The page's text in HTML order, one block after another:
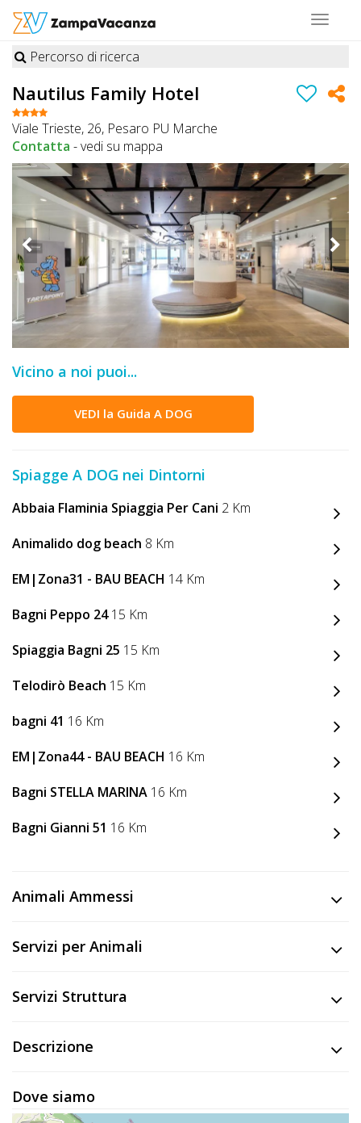
Toggle
STRUTTURE
A
DOG
LUOGHI
A
DOG
OFFERTE
A
DOG
A
CODICE
SCONTO
Video
Tutorial
Lavora
con
Inserisci
Percorso di ricerca
Nautilus Family Hotel
Viale Trieste, 26, Pesaro PU Marche
Contatta -vedi su mappa
Vicino a noi puoi...
VEDI la Guida A DOG
Spiagge A DOG nei Dintorni
Abbaia Flaminia Spiaggia Per Cani 2 Km
Animalido dog beach 8 Km
EM|Zona31 - BAU BEACH 14 Km
Bagni Peppo 2415 Km
Spiaggia Bagni 25 15 Km
Telodirò Beach 15 Km
bagni 41 16 Km
EM|Zona44 - BAU BEACH 16 Km
Bagni STELLA MARINA 16 Km
Bagni Gianni 51 16 Km
Animali Ammessi
Servizi per Animali
Servizi Struttura
Descrizione
Dove siamo